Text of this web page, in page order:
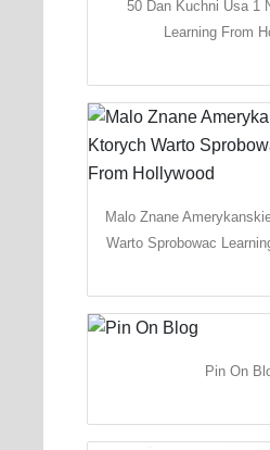
50 Dan Kuchni Usa 1
Learning From
Malo Znane
Warto Sprobowac
Pin On